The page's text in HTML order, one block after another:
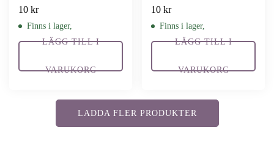
10 kr
Finns i lager,
LÄGG TILL I
VARUKORG
10 kr
Finns i lager,
LÄGG TILL I
VARUKORG
LADDA FLER PRODUKTER